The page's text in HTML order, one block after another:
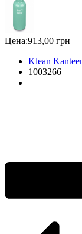
Цена:913,00 грн
Klean
1003266